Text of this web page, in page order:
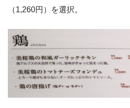
（1,260円）を選択。